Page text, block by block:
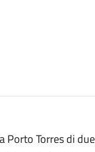
Porto Torres di